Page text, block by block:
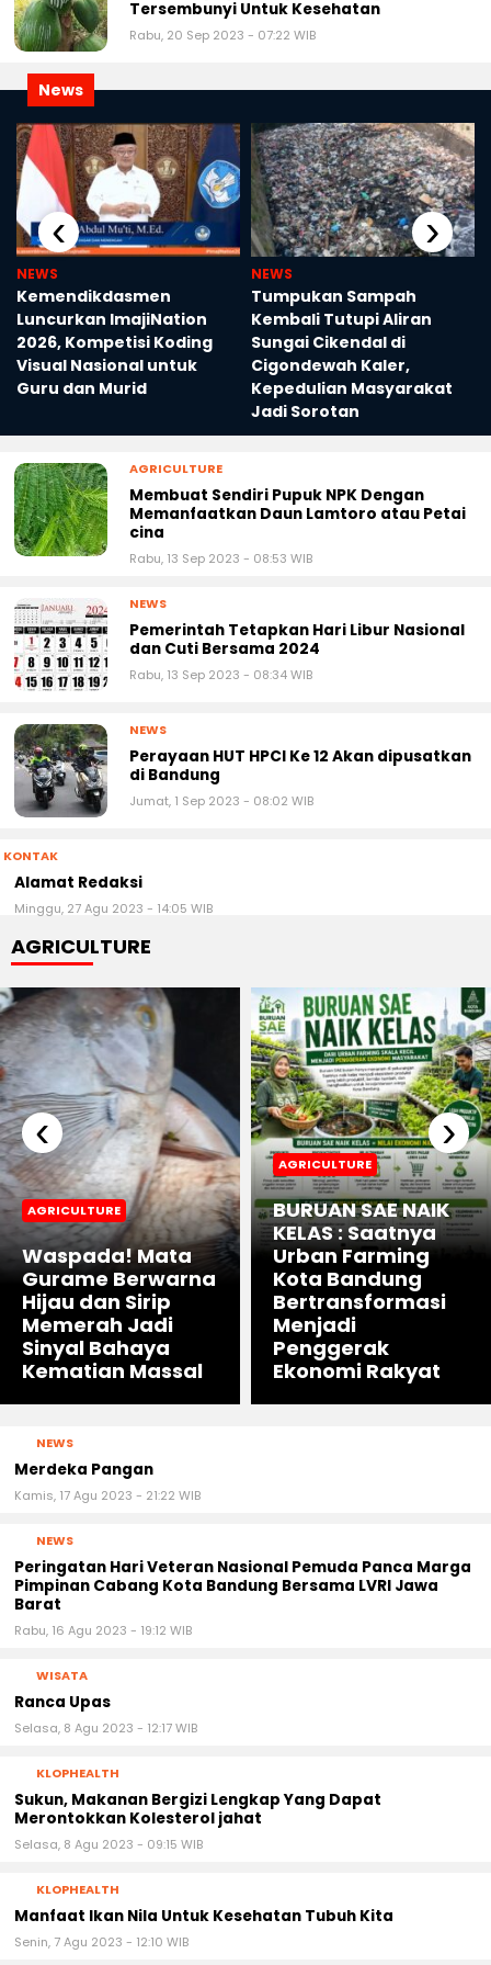
Tersembunyi Untuk Kesehatan
Rabu, 20 Sep 2023 - 07:22 WIB
News
NEWS
Kemendikdasmen
Luncurkan ImajiNation
2026, Kompetisi Koding
Visual Nasional untuk
Guru dan Murid
NEWS
Tumpukan Sampah
Kembali Tutupi Aliran
Sungai Cikendal di
Cigondewah Kaler,
Kepedulian Masyarakat
Jadi Sorotan
‹ ›
AGRICULTURE
Membuat Sendiri Pupuk NPK Dengan
Memanfaatkan Daun Lamtoro atau Petai
cina
Rabu, 13 Sep 2023 - 08:53 WIB
NEWS
Pemerintah Tetapkan Hari Libur Nasional
dan Cuti Bersama 2024
Rabu, 13 Sep 2023 - 08:34 WIB
NEWS
Perayaan HUT HPCI Ke 12 Akan dipusatkan
di Bandung
Jumat, 1 Sep 2023 - 08:02 WIB
KONTAK
Alamat Redaksi
Minggu, 27 Agu 2023 - 14:05 WIB
AGRICULTURE
AGRICULTURE
Waspada! Mata
Gurame Berwarna
Hijau dan Sirip
Memerah Jadi
Sinyal Bahaya
Kematian Massal
AGRICULTURE
BURUAN SAE NAIK
KELAS : Saatnya
Urban Farming
Kota Bandung
Bertransformasi
Menjadi
Penggerak
Ekonomi Rakyat
‹ ›
NEWS
Merdeka Pangan
Kamis, 17 Agu 2023 - 21:22 WIB
NEWS
Peringatan Hari Veteran Nasional Pemuda Panca Marga
Pimpinan Cabang Kota Bandung Bersama LVRI Jawa
Barat
Rabu, 16 Agu 2023 - 19:12 WIB
WISATA
Ranca Upas
Selasa, 8 Agu 2023 - 12:17 WIB
KLOPHEALTH
Sukun, Makanan Bergizi Lengkap Yang Dapat
Merontokkan Kolesterol jahat
Selasa, 8 Agu 2023 - 09:15 WIB
KLOPHEALTH
Manfaat Ikan Nila Untuk Kesehatan Tubuh Kita
Senin, 7 Agu 2023 - 12:10 WIB